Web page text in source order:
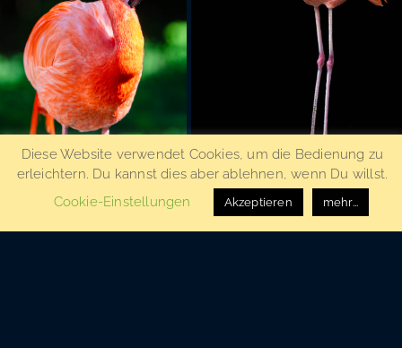
Diese Website verwendet Cookies, um die Bedienung zu
erleichtern. Du kannst dies aber ablehnen, wenn Du willst.
Cookie-Einstellungen
Akzeptieren mehr...